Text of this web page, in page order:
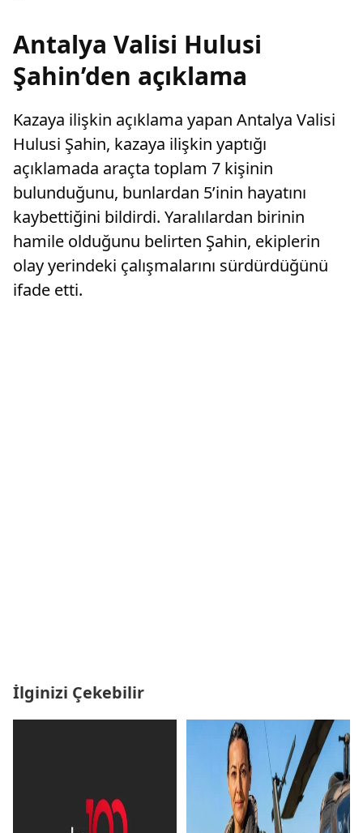
Antalya Valisi Hulusi
Şahin’den açıklama
Kazaya ilişkin açıklama yapan Antalya Valisi
Hulusi Şahin, kazaya ilişkin yaptığı
açıklamada araçta toplam 7 kişinin
bulunduğunu, bunlardan 5’inin hayatını
kaybettiğini bildirdi. Yaralılardan birinin
hamile olduğunu belirten Şahin, ekiplerin
olay yerindeki çalışmalarını sürdürdüğünü
ifade etti.
İlginizi Çekebilir